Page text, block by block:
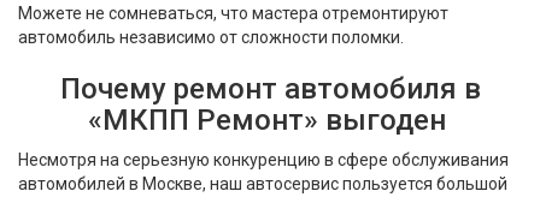
Можете не сомневаться, что мастера отремонтируют
автомобиль независимо от сложности поломки.
Почему ремонт автомобиля в
«МКПП Ремонт» выгоден
Несмотря на серьезную конкуренцию в сфере обслуживания
автомобилей в Москве, наш автосервис пользуется большой